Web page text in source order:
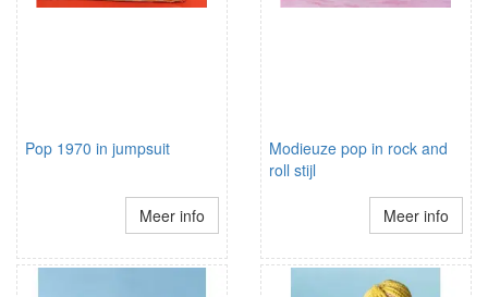
Pop 1970 in jumpsuit
Meer info
Modieuze pop in rock and
roll stijl
Meer info